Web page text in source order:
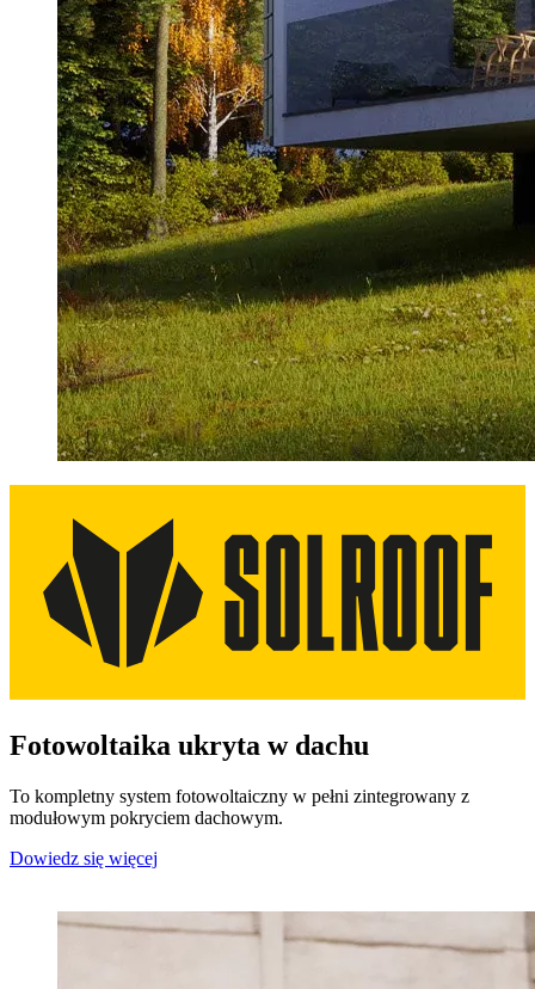
Fotowoltaika ukryta w dachu
To kompletny system fotowoltaiczny w pełni zintegrowany z
modułowym pokryciem dachowym.
Dowiedz się więcej